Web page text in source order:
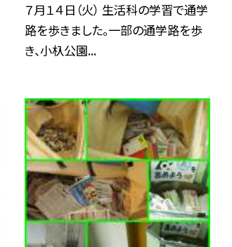
７月１４日（火） 生活科の学習で通学
路を歩きました。一部の通学路を歩
き、小杁公園...